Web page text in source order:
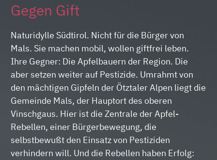
Gegen Gift
Naturidylle Südtirol. Nicht für die Bürger von
Mals. Sie machen mobil, wollen giftfrei leben.
Ihre Gegner: Die Apfelbauern der Region. Die
aber setzen weiter auf Pestizide. Umrahmt von
den mächtigen Gipfeln der Ötztaler Alpen liegt die
Gemeinde Mals, der Hauptort des oberen
Vinschgaus. Hier ist die Zentrale der Apfel-
Rebellen, einer Bürgerbewegung, die
selbstbewußt den Einsatz von Pestiziden
verhindern will. Und die Rebellen haben Erfolg: